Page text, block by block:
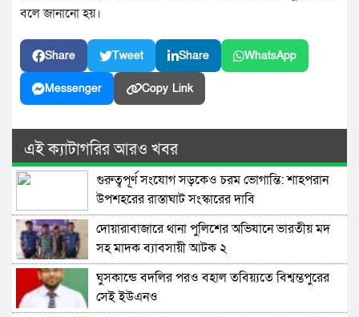
বলে জানানো হয়।
Share Tweet Share WhatsApp
Messenger Copy Link
এই ক্যাটাগরির আরও খবর
গুরুত্বপূর্ণ সংযোগ সড়কেও চরম ভোগান্তি: শাহপরান
উপশহরের রাস্তাঘাট সংস্কারের দাবি
দোয়ারাবাজারে থানা পুলিশের অভিযানে ভারতীয় মদ
সহ মাদক ব্যাবসায়ী আটক ২
ঘুসকান্ডে বদলির পরও বহাল তবিয়্যতে বিশ্বম্ভপুরের
সেই ইউএনও